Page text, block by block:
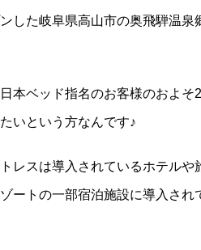
した岐阜県高山市の奥飛騨温
本ベッド指名のお客様のおよ
いという方なんです♪
レスは導入されているホテル
ートの一部宿泊施設に導入さ